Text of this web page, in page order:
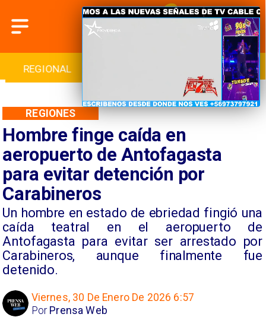
INTERNACIONAL CULTURA
Hombre finge caída en
aeropuerto de Antofagasta
para evitar detención por
Carabineros
Un hombre en estado de ebriedad fingió una
caída teatral en el aeropuerto de
Antofagasta para evitar ser arrestado por
Carabineros, aunque finalmente fue
detenido.
REGIONES
Viernes, 30 De Enero De 2026 6:57
Prensa Web
Por